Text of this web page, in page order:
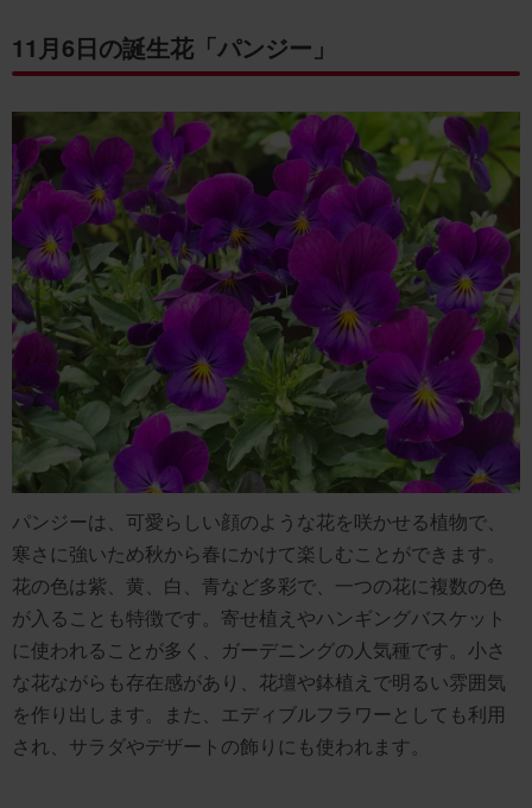
11月6日の誕生花「パンジー」
パンジーは、可愛らしい顔のような花を咲かせる植物で、
寒さに強いため秋から春にかけて楽しむことができます。
花の色は紫、黄、白、青など多彩で、一つの花に複数の色
が入ることも特徴です。寄せ植えやハンギングバスケット
に使われることが多く、ガーデニングの人気種です。小さ
な花ながらも存在感があり、花壇や鉢植えで明るい雰囲気
を作り出します。また、エディブルフラワーとしても利用
され、サラダやデザートの飾りにも使われます。